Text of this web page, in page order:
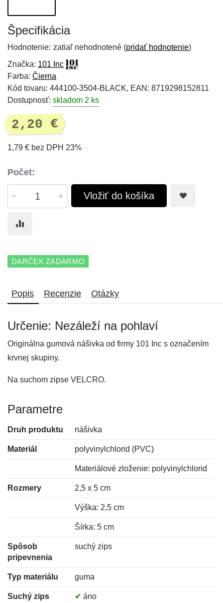
Špecifikácia
Hodnotenie: zatiaľ nehodnotené (pridať hodnotenie)
Značka: 101 Inc
Farba: Čierna
Kód tovaru: 444100-3504-BLACK, EAN: 8719298152811
Dostupnosť: skladom 2 ks
2,20 €
1,79 € bez DPH 23%
Počet:
Vložiť do košíka
DARČEK ZADARMO
Popis Recenzie Otázky
Určenie: Nezáleží na pohlaví
Originálna gumová nášivka od firmy 101 Inc s označením
krvnej skupiny.
Na suchom zipse VELCRO.
Parametre
Druh produktu nášivka
Materiál polyvinylchlorid (PVC)
Materiálové zloženie: polyvinylchlorid
Rozmery 2,5 x 5 cm
Výška: 2,5 cm
Šírka: 5 cm
Spôsob
pripevnenia
suchý zips
Typ materiálu guma
Suchý zips ✔ áno